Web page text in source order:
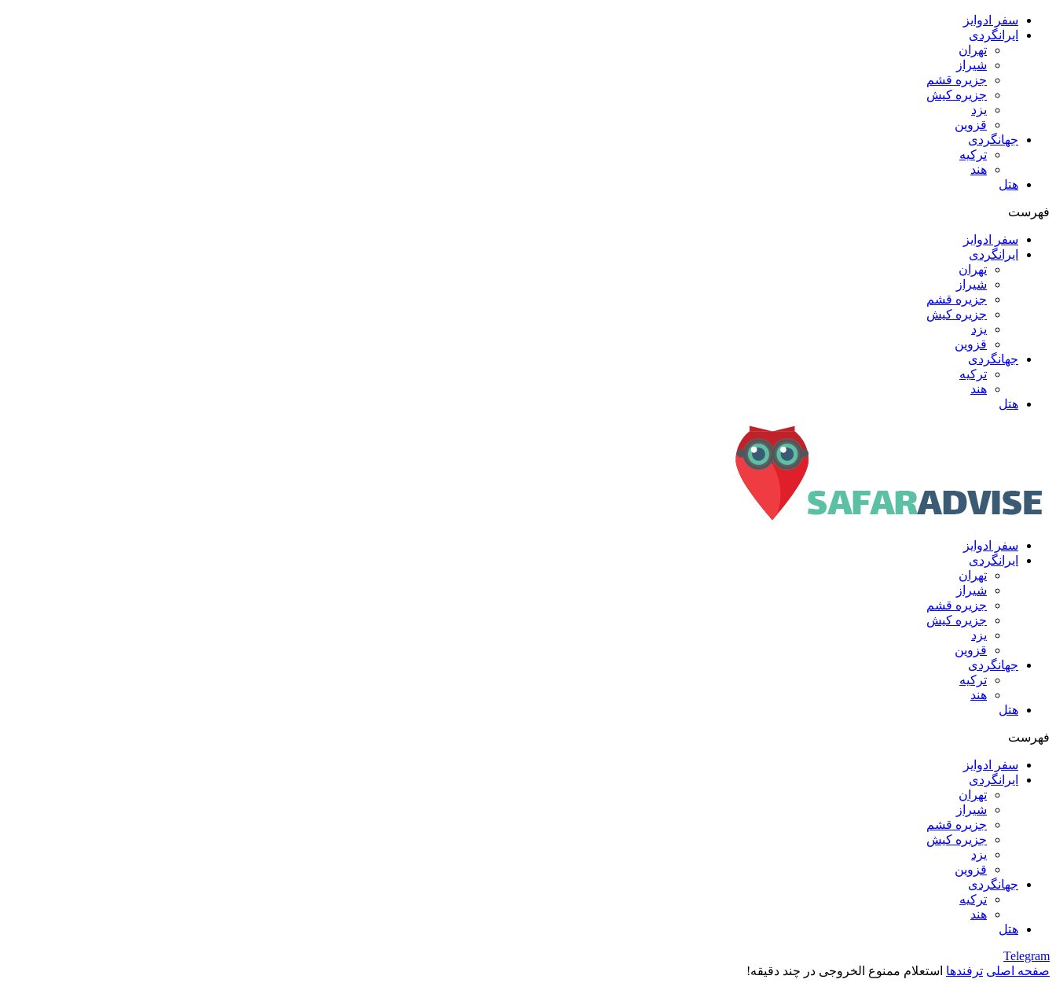
سفر ادوایز
ایرانگردی
تهران
شیراز
جزیره قشم
جزیره کیش
یزد
قزوین
جهانگردی
ترکیه
هند
هتل
فهرست
سفر ادوایز
ایرانگردی
تهران
شیراز
جزیره قشم
جزیره کیش
یزد
قزوین
جهانگردی
ترکیه
هند
هتل
سفر ادوایز
ایرانگردی
تهران
شیراز
جزیره قشم
جزیره کیش
یزد
قزوین
جهانگردی
ترکیه
هند
هتل
فهرست
سفر ادوایز
ایرانگردی
تهران
شیراز
جزیره قشم
جزیره کیش
یزد
قزوین
جهانگردی
ترکیه
هند
هتل
Telegram
صفحه اصلی ترفندها استعلام ممنوع الخروجی در چند دقیقه!